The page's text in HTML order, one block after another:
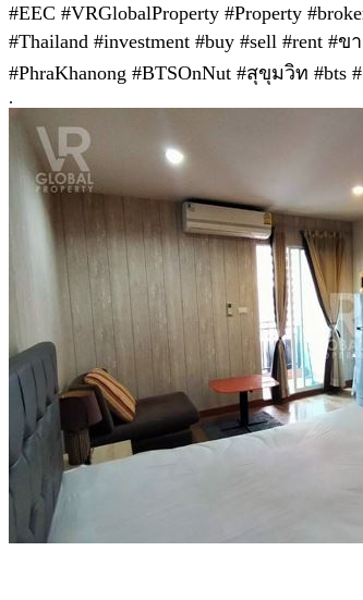
#EEC #VRGlobalProperty #Property
#Thailand #investment #buy #sell #rent #ข
#PhraKhanong #BTSOnNut #สุขุมวิท
.